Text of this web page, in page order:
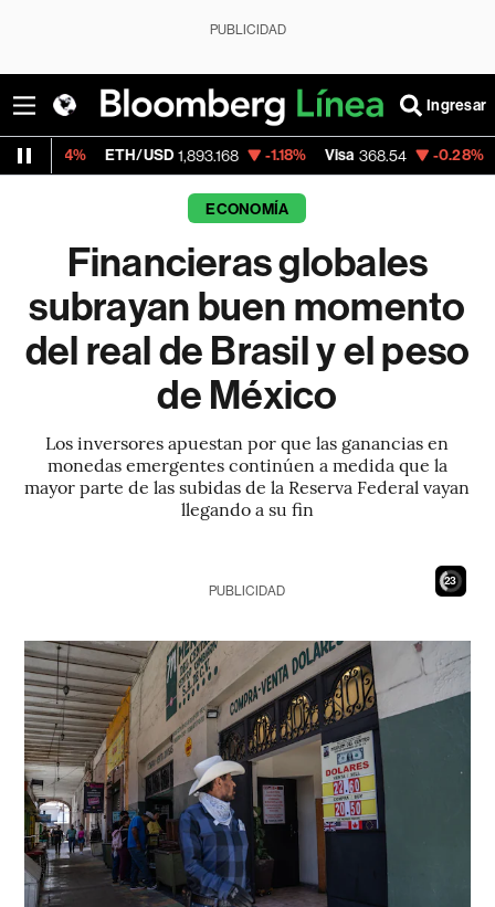
PUBLICIDAD
Ingresar
USD 1,893.168 -1.18% Visa 368.54 -0.28% MercadoLibre
ECONOMÍA
Financieras globales
subrayan buen momento
del real de Brasil y el peso
de México
Los inversores apuestan por que las ganancias en
monedas emergentes continúen a medida que la
mayor parte de las subidas de la Reserva Federal vayan
llegando a su fin
21
PUBLICIDAD